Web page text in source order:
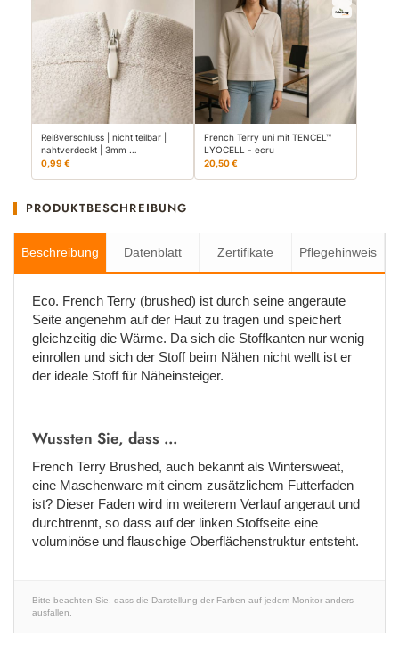
Reißverschluss | nicht teilbar |
nahtverdeckt | 3mm …
0,99 €
French Terry uni mit TENCEL™
LYOCELL - ecru
20,50 €
PRODUKTBESCHREIBUNG
Beschreibung Datenblatt Zertifikate Pflegehinweis
Eco. French Terry (brushed) ist durch seine angeraute
Seite angenehm auf der Haut zu tragen und speichert
gleichzeitig die Wärme. Da sich die Stoffkanten nur wenig
einrollen und sich der Stoff beim Nähen nicht wellt ist er
der ideale Stoff für Näheinsteiger.
Wussten Sie, dass ...
French Terry Brushed, auch bekannt als Wintersweat,
eine Maschenware mit einem zusätzlichem Futterfaden
ist? Dieser Faden wird im weiterem Verlauf angeraut und
durchtrennt, so dass auf der linken Stoffseite eine
voluminöse und flauschige Oberflächenstruktur entsteht.
Bitte beachten Sie, dass die Darstellung der Farben auf jedem Monitor anders
ausfallen.